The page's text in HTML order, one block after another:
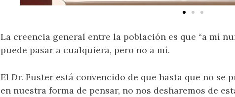
La creencia general entre la población es que “a mí
puede pasar a cualquiera, pero no a mí.
El Dr. Fuster está convencido de que hasta que no se
en nuestra forma de pensar, no nos desharemos de